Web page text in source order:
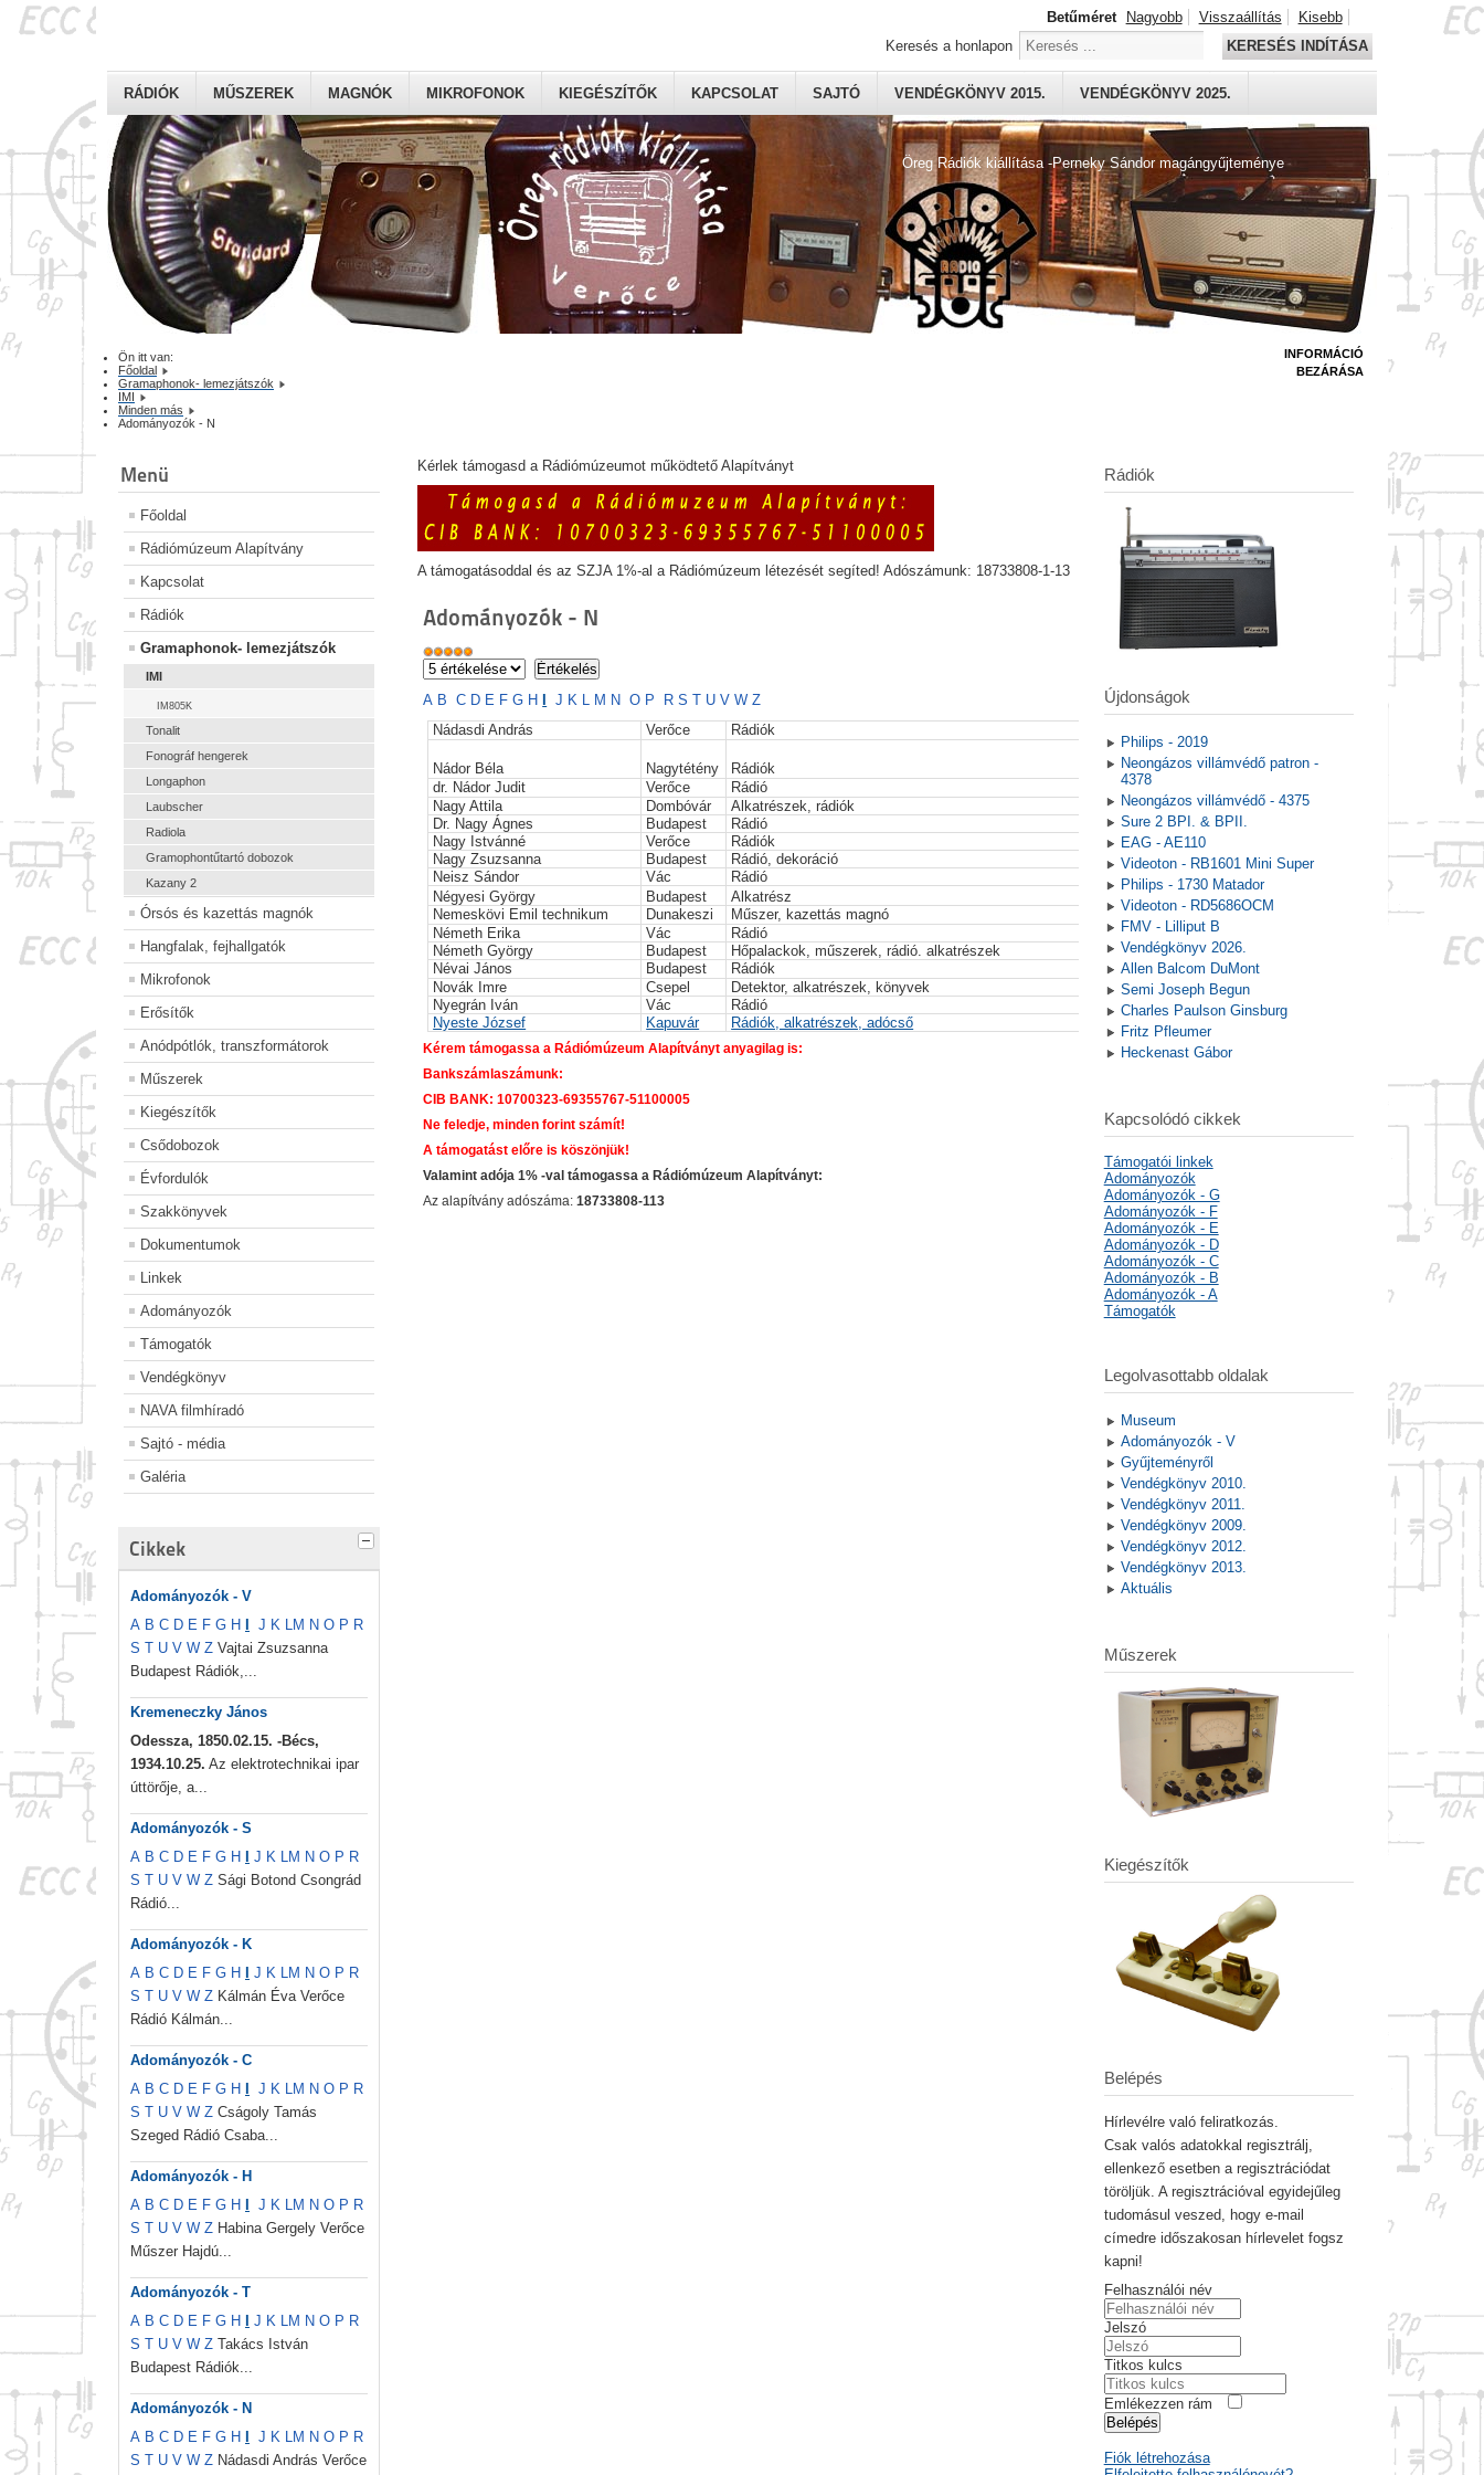
Öreg Rádiók kiállítása -Perneky Sándor magángyűjteménye
RÁDIÓK MŰSZEREK MAGNÓK MIKROFONOK KIEGÉSZÍTŐK KAPCSOLAT SAJTÓ VENDÉGKÖNYV 2015. VENDÉGKÖNYV 2025.
Betűméret Nagyobb Visszaállítás
Kisebb
Keresés a honlapon
KERESÉS INDÍTÁSA
Ön itt van:
Főoldal
Gramaphonok- lemezjátszók
IMI
Minden más
Adományozók - N
Menü
Főoldal
Rádiómúzeum Alapítvány
Kapcsolat
Rádiók
Gramaphonok- lemezjátszók
IMI
IM805K
Tonalit
Fonográf hengerek
Longaphon
Laubscher
Radiola
Gramophontűtartó dobozok
Kazany 2
Órsós és kazettás magnók
Hangfalak, fejhallgatók
Mikrofonok
Erősítők
Anódpótlók, transzformátorok
Műszerek
Kiegészítők
Csődobozok
Évfordulók
Szakkönyvek
Dokumentumok
Linkek
Adományozók
Támogatók
Vendégkönyv
NAVA filmhíradó
Sajtó - média
Galéria
Cikkek
Adományozók - V
A B C D E F G H J K LM N O P R
S T U V W Z Vajtai Zsuzsanna
Budapest Rádiók,...
Kremeneczky János
Odessza, 1850.02.15. -Bécs,
1934.10.25. Az elektrotechnikai ipar
úttörője, a...
Adományozók - S
A B C D E F G H J K LM N O P R
S T U V W Z Sági Botond Csongrád
Rádió...
Adományozók - K
A B C D E F G H J K LM N O P R
S T U V W Z Kálmán Éva Verőce
Rádió Kálmán...
Adományozók - C
A B C D E F G H J K LM N O P R
S T U V W Z Cságoly Tamás
Szeged Rádió Csaba...
Adományozók - H
A B C D E F G H J K LM N O P R
S T U V W Z Habina Gergely Verőce
Műszer Hajdú...
Adományozók - T
A B C D E F G H J K LM N O P R
S T U V W Z Takács István
Budapest Rádiók...
Adományozók - N
A B C D E F G H J K LM N O P R
S T U V W Z Nádasdi András Verőce
Kérlek támogasd a Rádiómúzeumot működtető Alapítványt
A támogatásoddal és az SZJA 1%-al a Rádiómúzeum létezését segíted! Adószámunk: 18733808-1-13
Adományozók - N
A BC D E F G H J K L M NO P R S T U V W Z
Nádasdi András
Verőce Rádiók
Nádor Béla Nagytétény
Rádiók
dr. Nádor Judit
Verőce
Rádió
Nagy Attila
Dombóvár
Alkatrészek, rádiók
Dr. Nagy Ágnes
Budapest
Rádió
Nagy Istvánné
Verőce
Rádiók
Nagy Zsuzsanna
Budapest
Rádió, dekoráció
Neisz Sándor
Vác
Rádió
Négyesi György
Budapest
Alkatrész
Nemeskövi Emil technikum
Dunakeszi
Műszer, kazettás magnó
Németh Erika
Vác
Rádió
Németh György
Budapest
Hőpalackok, műszerek, rádió. alkatrészek
Névai János
Budapest
Rádiók
Novák Imre
Csepel
Detektor, alkatrészek, könyvek
Nyegrán Iván
Vác
Rádió
Nyeste József
Kapuvár Rádiók, alkatrészek, adócső
Kérem támogassa a Rádiómúzeum Alapítványt anyagilag is:
Bankszámlaszámunk:
CIB BANK: 10700323-69355767-51100005
Ne feledje, minden forint számít!
A támogatást előre is köszönjük!
Valamint adója 1% -val támogassa a Rádiómúzeum Alapítványt:
Az alapítvány adószáma:18733808-113
INFORMÁCIÓ
BEZÁRÁSA
Rádiók
Újdonságok
Philips - 2019
Neongázos villámvédő patron -
4378
Neongázos villámvédő - 4375
Sure 2 BPI. & BPII.
EAG - AE110
Videoton - RB1601 Mini Super
Philips - 1730 Matador
Videoton - RD5686OCM
FMV - Lilliput B
Vendégkönyv 2026.
Allen Balcom DuMont
Semi Joseph Begun
Charles Paulson Ginsburg
Fritz Pfleumer
Heckenast Gábor
Kapcsolódó cikkek
Támogatói linkek
Adományozók
Adományozók - G
Adományozók - F
Adományozók - E
Adományozók - D
Adományozók - C
Adományozók - B
Adományozók - A
Támogatók
Legolvasottabb oldalak
Museum
Adományozók - V
Gyűjteményről
Vendégkönyv 2010.
Vendégkönyv 2011.
Vendégkönyv 2009.
Vendégkönyv 2012.
Vendégkönyv 2013.
Aktuális
Műszerek
Kiegészítők
Belépés
Hírlevélre való feliratkozás.
Csak valós adatokkal regisztrálj,
ellenkező esetben a regisztrációdat
töröljük. A regisztrációval egyidejűleg
tudomásul veszed, hogy e-mail
címedre időszakosan hírlevelet fogsz
kapni!
Felhasználói név
Jelszó
Titkos kulcs
Emlékezzen rám
Belépés
Fiók létrehozása